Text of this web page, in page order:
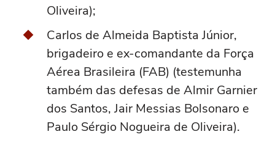
Oliveira);
Carlos de Almeida Baptista Júnior,
brigadeiro e ex-comandante da Força
Aérea Brasileira (FAB) (testemunha
também das defesas de Almir Garnier
dos Santos, Jair Messias Bolsonaro e
Paulo Sérgio Nogueira de Oliveira).